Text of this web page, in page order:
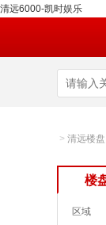
清远6000-凯时娱乐
> 清远楼盘
楼
区域